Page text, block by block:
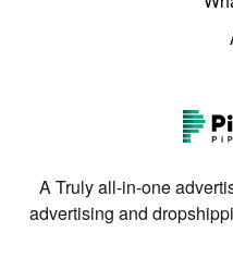
A Truly all-in-one
advertising and